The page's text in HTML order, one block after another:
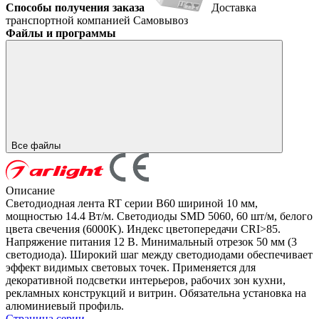
Способы получения заказа
Доставка
транспортной компанией Самовывоз
Файлы и программы
Все файлы
Описание
Светодиодная лента RT серии B60 шириной 10 мм,
мощностью 14.4 Вт/м. Светодиоды SMD 5060, 60 шт/м, белого
цвета свечения (6000K). Индекс цветопередачи CRI>85.
Напряжение питания 12 В. Минимальный отрезок 50 мм (3
светодиода). Широкий шаг между светодиодами обеспечивает
эффект видимых световых точек. Применяется для
декоративной подсветки интерьеров, рабочих зон кухни,
рекламных конструкций и витрин. Обязательна установка на
алюминиевый профиль.